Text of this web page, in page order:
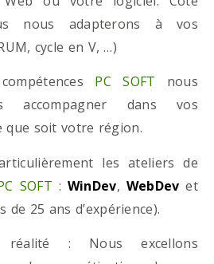
nous adapterons à vos
cycle en V, …)
PC SOFT nous
accompagner dans vos
que soit votre région.
les ateliers de
SOFT : WinDev, WebDev et
de 25 ans d’expérience).
: Nous excellons